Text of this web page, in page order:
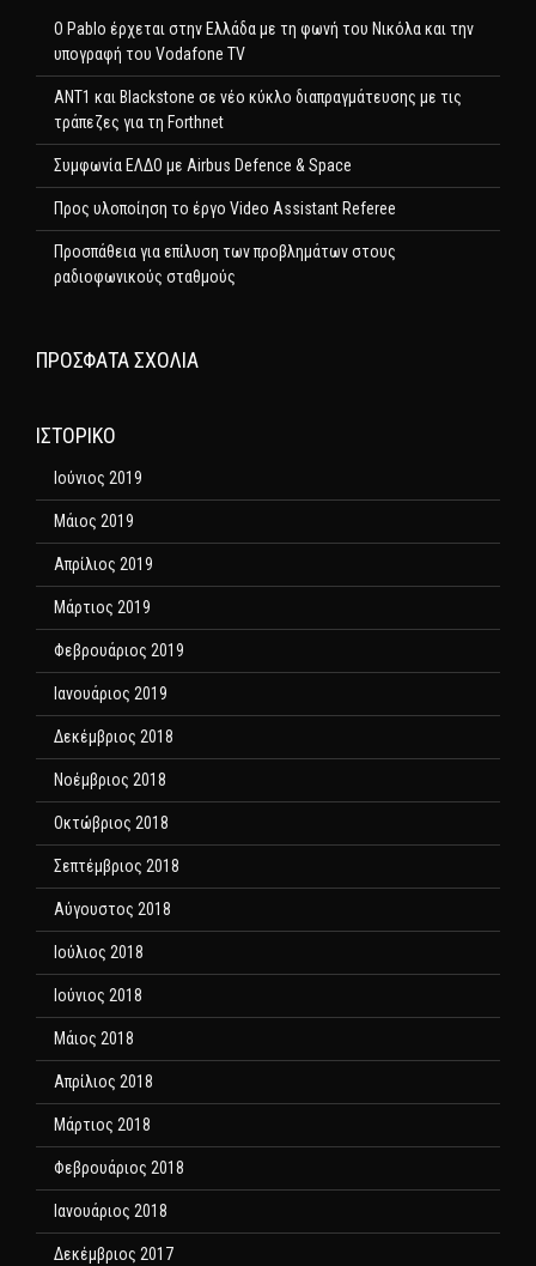
Ο Pablo έρχεται στην Ελλάδα με τη φωνή του Νικόλα και την
υπογραφή του Vodafone TV
ΑΝΤ1 και Blackstone σε νέο κύκλο διαπραγμάτευσης με τις
τράπεζες για τη Forthnet
Συμφωνία ΕΛΔΟ με Airbus Defence & Space
Προς υλοποίηση το έργο Video Assistant Referee
Προσπάθεια για επίλυση των προβλημάτων στους
ραδιοφωνικούς σταθμούς
ΠΡΌΣΦΑΤΑ ΣΧΌΛΙΑ
ΙΣΤΟΡΙΚΌ
Ιούνιος 2019
Μάιος 2019
Απρίλιος 2019
Μάρτιος 2019
Φεβρουάριος 2019
Ιανουάριος 2019
Δεκέμβριος 2018
Νοέμβριος 2018
Οκτώβριος 2018
Σεπτέμβριος 2018
Αύγουστος 2018
Ιούλιος 2018
Ιούνιος 2018
Μάιος 2018
Απρίλιος 2018
Μάρτιος 2018
Φεβρουάριος 2018
Ιανουάριος 2018
Δεκέμβριος 2017